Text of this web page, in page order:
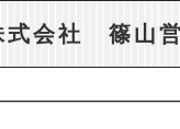
式会社 篠山